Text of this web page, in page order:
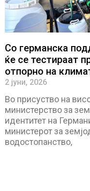
Со германска
ќе се тестираат
отпорно на
2 јуни, 2026
Во присуство на
министерство за
идентитет на
министерот за
водостопанство,